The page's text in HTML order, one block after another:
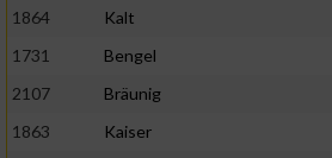
1864
Kalt
1731
Bengel
2107
Bräunig
1863
Kaiser